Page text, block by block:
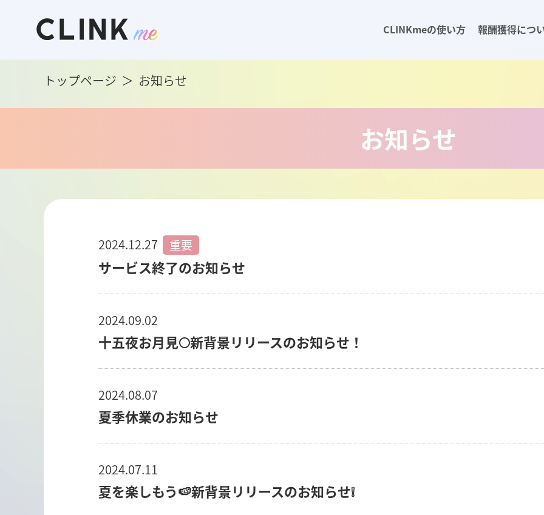
CLINKmeの使い方 報酬獲得につ
トップページ お知らせ
お知らせ
2024.12.27 重要
サービス終了のお知らせ
2024.09.02
十五夜お月見🌕新背景リリースのお知らせ！
2024.08.07
夏季休業のお知らせ
2024.07.11
夏を楽しもう🍉新背景リリースのお知らせ❕